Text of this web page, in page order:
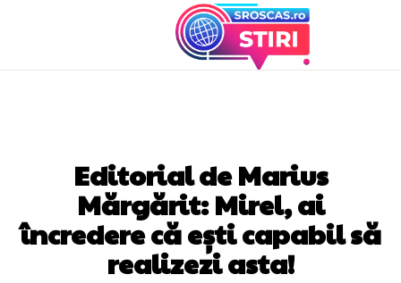
Editorial de Marius
Mărgărit: Mirel, ai
încredere că ești capabil să
realizezi asta!